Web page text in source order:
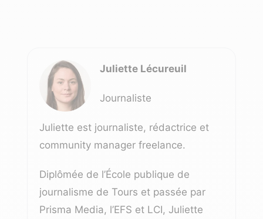
Juliette Lécureuil
Journaliste
Juliette est journaliste, rédactrice et
community manager freelance.
Diplômée de l’École publique de
journalisme de Tours et passée par
Prisma Media, l’EFS et LCI, Juliette